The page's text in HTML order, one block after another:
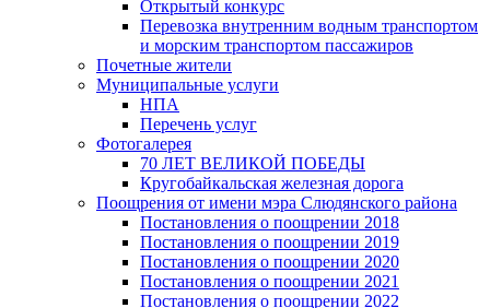
Открытый конкурс
Перевозка внутренним водным транспортом
и морским транспортом пассажиров
Почетные жители
Муниципальные услуги
НПА
Перечень услуг
Фотогалерея
70 ЛЕТ ВЕЛИКОЙ ПОБЕДЫ
Кругобайкальская железная дорога
Поощрения от имени мэра Слюдянского района
Постановления о поощрении 2018
Постановления о поощрении 2019
Постановления о поощрении 2020
Постановления о поощрении 2021
Постановления о поощрении 2022